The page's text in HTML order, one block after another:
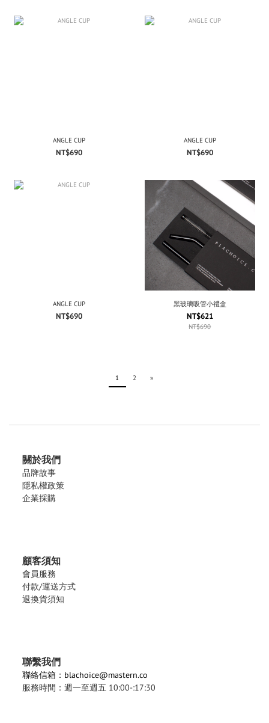
ANGLE CUP
NT$690
ANGLE CUP
NT$690
ANGLE CUP
NT$690
黑玻璃吸管小禮盒
NT$621
NT$690
1 2 »
關於我們
品牌故事
隱私權政策
企業採購
顧客須知
會員服務
付款/運送方式
退換貨須知
聯繫我們
聯絡信箱：blachoice@mastern.co
服務時間：週一至週五 10:00-:17:30